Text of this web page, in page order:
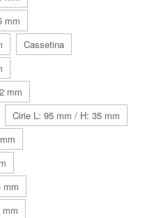
mm
Cassetina
mm
Cirie L: 95 mm / H: 35 mm
mm